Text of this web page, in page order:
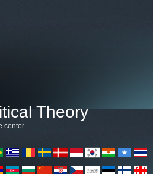
Theory
center